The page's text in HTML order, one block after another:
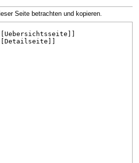
Seite betrachten und kopieren.